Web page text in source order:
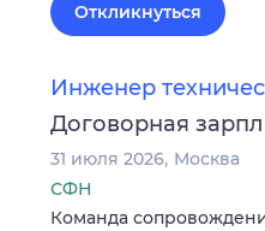
Откликнуться
Инженер
Договорная
31 июля 2026 Москва
СФН
Команда